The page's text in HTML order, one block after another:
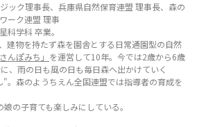
ック理事長、兵庫県自然保育連盟 理事長、森の
ーク連盟 理事
科学科 卒業。
建物を持たず森を園舎とする日常通園型の自然
んぽみち」 を運営して10年。今では2歳から6歳
、雨の日も風の日も毎日森へ出かけていく
。森のようちえん全国連盟では指導者の育成を
の子育ても楽しみにしている。